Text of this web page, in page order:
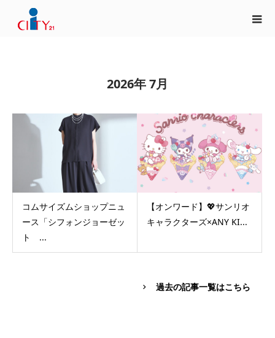
2026年 7月
コムサイズムショップニュ
ース「シフォンジョーゼッ
ト ...
【オンワード】💖サンリオ
キャラクターズ×ANY KI...
chevron_right 過去の記事一覧はこちら